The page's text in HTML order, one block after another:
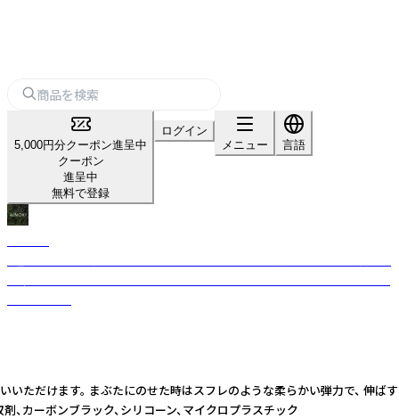
5,000円分クーポン進呈中
クーポン
進呈中
無料で登録
ログイン
メニュー
言語
だけます。 まぶたにのせた時はスフレのような柔らかい弾力で
、カーボンブラック、シリコーン、マイクロプラスチック